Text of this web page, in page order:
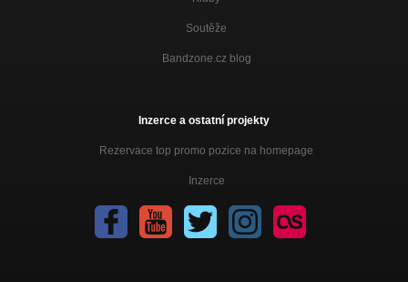
Soutěže
Bandzone.cz blog
Inzerce a ostatní projekty
Rezervace top promo pozice na homepage
Inzerce